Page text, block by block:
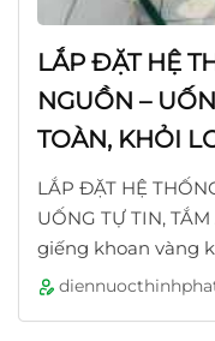
LẮP ĐẶT HỆ
NGUỒN –
TOÀN, KHỎI
LẮP ĐẶT HỆ
UỐNG TỰ TIN, TẮM
giếng khoan vàng khè? Nước máy xả ra
clo? Con tắm